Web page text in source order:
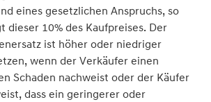
eines gesetzlichen Anspruchs, so
dieser 10% des Kaufpreises. Der
ist höher oder niedriger
wenn der Verkäufer einen
Schaden nachweist oder der Käufer
dass ein geringerer oder